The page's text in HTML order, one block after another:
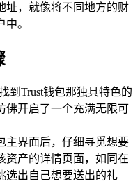
址，就像将不同地方的财
。
到Trust钱包那独具特色的
佛开启了一个充满无限可
主界面后，仔细寻觅想要
资产的详情页面，如同在
选出自己想要送出的礼